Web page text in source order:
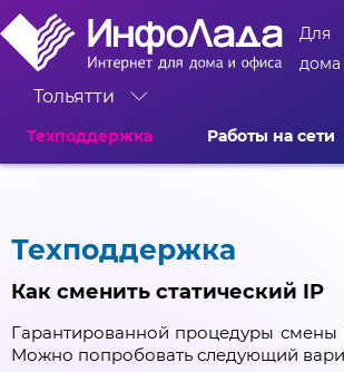
Тольятти
Для
дома
Техподдержка Работы на сети
Техподдержка
Как сменить статический IP
Гарантированной процедуры смены
Можно попробовать следующий